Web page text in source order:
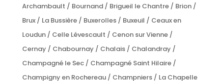
Archambault / Bournand / Brigueil le Chantre / Brion /
Brux / La Bussière / Buxerolles / Buxeuil / Ceaux en
Loudun / Celle Lévescault / Cenon sur Vienne /
Cernay / Chabournay / Chalais / Chalandray /
Champagné le Sec / Champagné Saint Hilaire /
Champigny en Rochereau / Champniers / La Chapelle